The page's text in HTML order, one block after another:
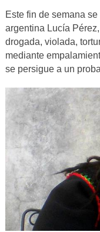
Este fin de semana
argentina Lucía
drogada, violada,
mediante
se persigue a un